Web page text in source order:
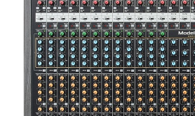
ドラム
キーボード